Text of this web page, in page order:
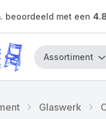
beoordeeld met een 4.8
Assortiment
Glaswerk